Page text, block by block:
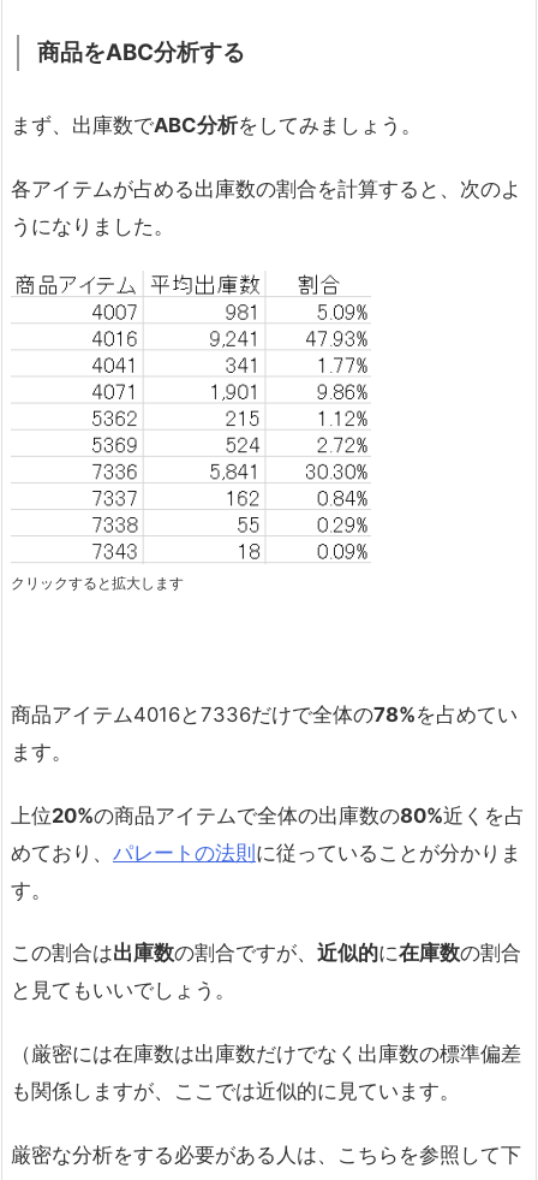
商品をABC分析する
まず、出庫数でABC分析をしてみましょう。
各アイテムが占める出庫数の割合を計算すると、次のよ
うになりました。
クリックすると拡大します
商品アイテム4016と7336だけで全体の78%を占めてい
ます。
上位20%の商品アイテムで全体の出庫数の80%近くを占
めており、 パレートの法則に従っていることが分かりま
す。
この割合は出庫数の割合ですが、 近似的に在庫数の割合
と見てもいいでしょう。
（厳密には在庫数は出庫数だけでなく出庫数の標準偏差
も関係しますが、ここでは近似的に見ています。
厳密な分析をする必要がある人は、こちらを参照して下